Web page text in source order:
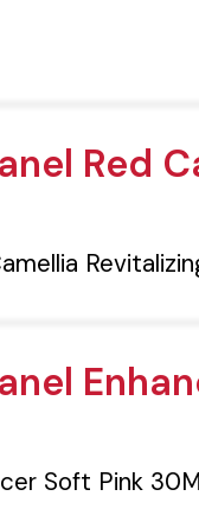
Red
Soft Pink